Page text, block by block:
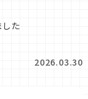
た
2026.03.30